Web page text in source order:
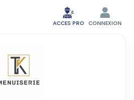
ACCES PRO CONNEXION